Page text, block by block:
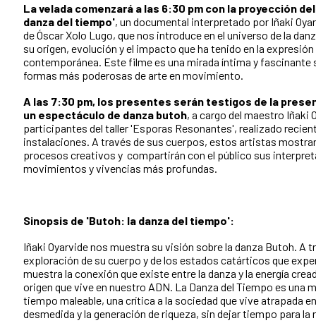
La velada comenzará a las 6:30 pm con la proyección
danza del tiempo', un documental interpretado por Iñaki
deÓscar Xolo Lugo, que nos introduce en el universo de la
su origen, evolución y el impacto que ha tenido en la
contemporánea. Este filme es una mirada íntima y fascinante
formas más poderosas de arte en movimiento.
A las 7:30 pm, los presentes serán testigos de la
un espectáculo de danza butoh, a cargo del maestro Iñaki
participantes del taller 'Esporas Resonantes', realizado
instalaciones. A través de sus cuerpos, estos artistas
procesos creativos y compartirán con el público sus
movimientos y vivencias más profundas.
Sinopsis de 'Butoh: la danza del tiempo':
Iñaki Oyarvide nos muestra su visión sobre la danza Butoh. A
exploración de su cuerpo y de los estados catárticos que
muestra la conexión que existe entre la danza y la energía
origen que vive en nuestro ADN. La Danza del Tiempo es una
tiempo maleable, una crítica a la sociedad que vive atrapada
desmedida y la generación de riqueza, sin dejar tiempo para la